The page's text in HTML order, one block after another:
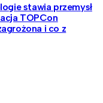
stawia przemysł
TOPCon
i co z